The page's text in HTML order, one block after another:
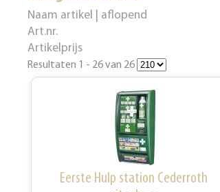
Naam artikel | aflopend
Art.nr.
Artikelprijs
Resultaten 1 - 26 van 26
Eerste Hulp station Cederroth